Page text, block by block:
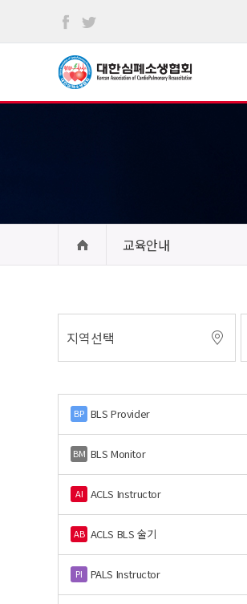
교육안내
BP BLS Provider
BM BLS Monitor
AI ACLS Instructor
AB ACLS BLS 술기
PI PALS Instructor